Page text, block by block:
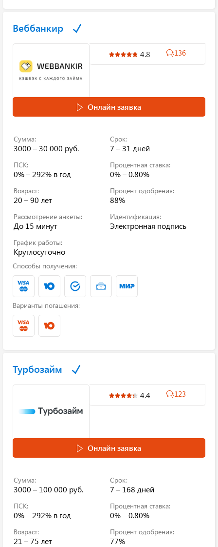
Веббанкир
4.8 136
Онлайн заявка
Сумма:
3000 – 30 000 руб.
Срок:
7 – 31 дней
ПСК:
0% – 292% в год
Процентная ставка:
0% – 0.80%
Возраст:
20 – 90 лет
Процент одобрения:
88%
Рассмотрение анкеты:
До 15 минут
Идентификация:
Электронная подпись
График работы:
Круглосуточно
Способы получения:
Варианты погашения:
Турбозайм
4.4 123
Онлайн заявка
Сумма:
3000 – 100 000 руб.
Срок:
7 – 168 дней
ПСК:
0% – 292% в год
Процентная ставка:
0% – 0.80%
Возраст:
21 – 75 лет
Процент одобрения:
77%